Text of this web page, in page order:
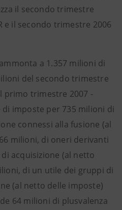
il secondo trimestre
e il secondo trimestre 2006
a 1.357 milioni di
del secondo trimestre
primo trimestre 2007 -
imposte per 735 milioni di
connessi alla fusione (al
milioni, di oneri derivanti
acquisizione (al netto
di un utile dei gruppi di
(al netto delle imposte)
64 milioni di plusvalenza